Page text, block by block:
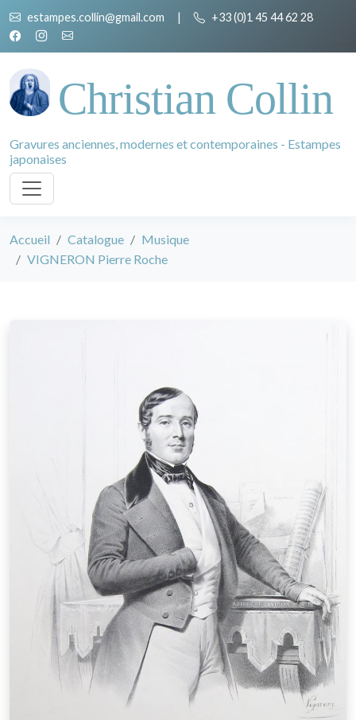
estampes.collin@gmail.com | +33 (0)1 45 44 62 28
Christian Collin
Gravures anciennes, modernes et contemporaines - Estampes
japonaises
Accueil Catalogue
Musique
VIGNERON Pierre Roche